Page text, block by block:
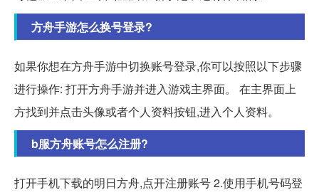
方舟手游怎么换号登录?
如果你想在方舟手游中切换账号登录,你可以按照以下步骤
进行操作: 打开方舟手游并进入游戏主界面。 在主界面上
方找到并点击头像或者个人资料按钮,进入个人资料。
b服方舟账号怎么注册?
打开手机下载的明日方舟,点开注册账号 2.使用手机号码登